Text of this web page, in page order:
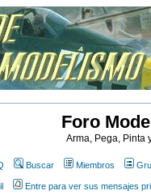
Foro
Arma, Pega, Pinta
Buscar Miembros
Entre para ver sus mensajes